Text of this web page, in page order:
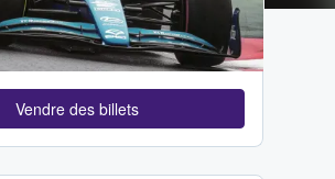
Vendre des billets